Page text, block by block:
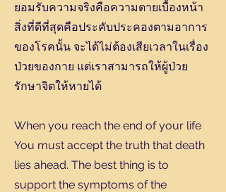
ยอมรับความจริงคือความตายเบื้องหน้า
สิ่งที่ดีที่สุดคือประคับประคองตามอาการ
ของโรคนั้น จะได้ไม่ต้องเสียเวลาในเรื่อง
ป่วยของกาย แต่เราสามารถให้ผู้ป่วย
รักษาจิตให้หายได้
When you reach the end of your life
You must accept the truth that death
lies ahead. The best thing is to
support the symptoms of the